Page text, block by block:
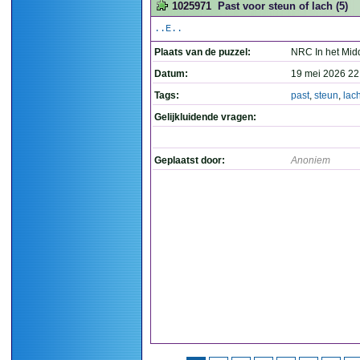
1025971 Past voor steun of lach (5)
..E..
Plaats van de puzzel:
NRC In het
Datum:
19 mei 2026
Tags:
past, steun,
Gelijkluidende vragen:
Geplaatst door: Anoniem